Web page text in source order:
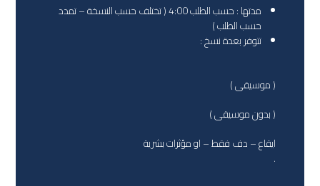
مدتها : حسب الطلب 4:00 ( تختلف حسب النسخة – تمدد
حسب الطلب )
تتوفر بعدة نسخ :
( موسيقى )
( بدون موسيقى )
ايقاع – دف فقط – او مؤثرات بشرية
.